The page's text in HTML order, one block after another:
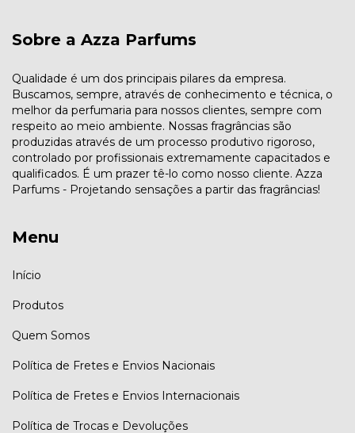
Sobre a Azza Parfums
Qualidade é um dos principais pilares da empresa.
Buscamos, sempre, através de conhecimento e técnica, o
melhor da perfumaria para nossos clientes, sempre com
respeito ao meio ambiente. Nossas fragrâncias são
produzidas através de um processo produtivo rigoroso,
controlado por profissionais extremamente capacitados e
qualificados. É um prazer tê-lo como nosso cliente. Azza
Parfums - Projetando sensações a partir das fragrâncias!
Menu
Início
Produtos
Quem Somos
Política de Fretes e Envios Nacionais
Política de Fretes e Envios Internacionais
Política de Trocas e Devoluções